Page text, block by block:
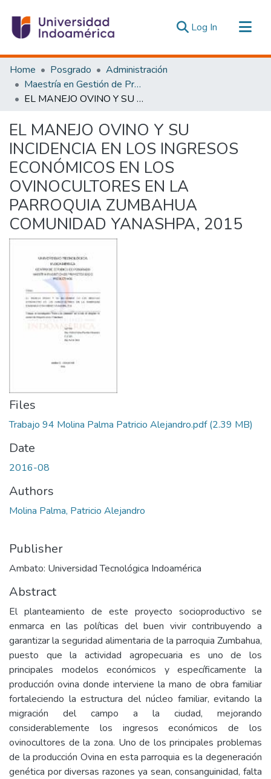
Log In (current)
Communities & Collections
All of DSpace
Statistics
Home Posgrado
Administración
Maestría en Gestión de Proyectos Socioproductivos
EL MANEJO OVINO Y SU INCIDENCIA EN LOS INGRESOS ECONÓMICOS EN LOS OVINOCULTORES EN LA PARROQUIA ZUMBAHUA COMUNIDAD YANASHPA, 2015
EL MANEJO OVINO Y SU
INCIDENCIA EN LOS INGRESOS
ECONÓMICOS EN LOS
OVINOCULTORES EN LA
PARROQUIA ZUMBAHUA
COMUNIDAD YANASHPA, 2015
Files
Trabajo 94 Molina Palma Patricio Alejandro.pdf(2.39 MB)
Date
2016-08
Authors
Molina Palma, Patricio Alejandro
Publisher
Ambato: Universidad Tecnológica Indoamérica
Abstract
El planteamiento de este proyecto socioproductivo se
enmarca en las políticas del buen vivir contribuyendo a
garantizar la seguridad alimentaria de la parroquia Zumbahua,
puesto que la actividad agropecuaria es uno de los
principales modelos económicos y específicamente la
producción ovina donde interviene la mano de obra familiar
fortaleciendo la estructura del núcleo familiar, evitando la
migración del campo a la ciudad, mejorando
considerablemente los ingresos económicos de los
ovinocultores de la zona. Uno de los principales problemas
de la producción Ovina en esta parroquia es la degeneración
genética por diversas razones ya sean, consanguinidad, falta